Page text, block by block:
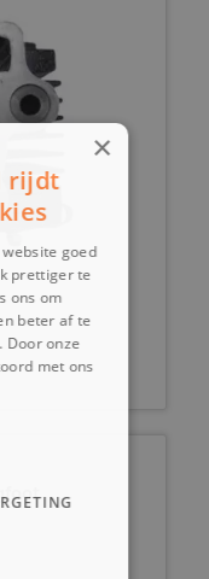
×
rijdt
goed
prettiger te
ons om
beter af te
Door onze
met ons